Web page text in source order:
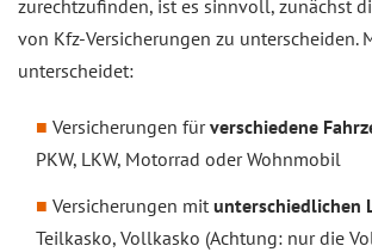
zurechtzufinden, ist es sinnvoll, zunächst
von Kfz-Versicherungen zu unterscheiden.
unterscheidet:
Versicherungen fürverschiedene
PKW, LKW, Motorrad oder Wohnmobil
Versicherungen mit unterschiedlichen
Teilkasko, Vollkasko (Achtung: nur die